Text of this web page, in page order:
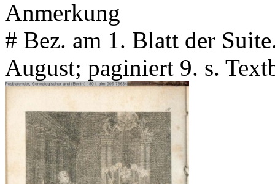
Anmerkung
# Bez. am 1. Blatt der
August; paginiert 9. s.